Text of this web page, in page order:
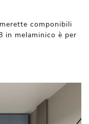
componibili
in melaminico è per